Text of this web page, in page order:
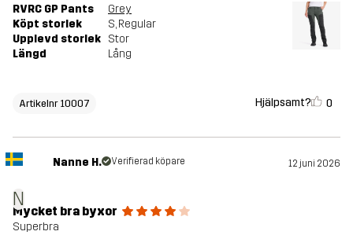
RVRC GP Pants
Grey
Köpt storlek
S, Regular
Upplevd storlek Stor
Längd
Lång
Artikelnr 10007 Hjälpsamt? 0
N
Nanne H. Verifierad köpare 12 juni 2026
Mycket bra byxor
Superbra